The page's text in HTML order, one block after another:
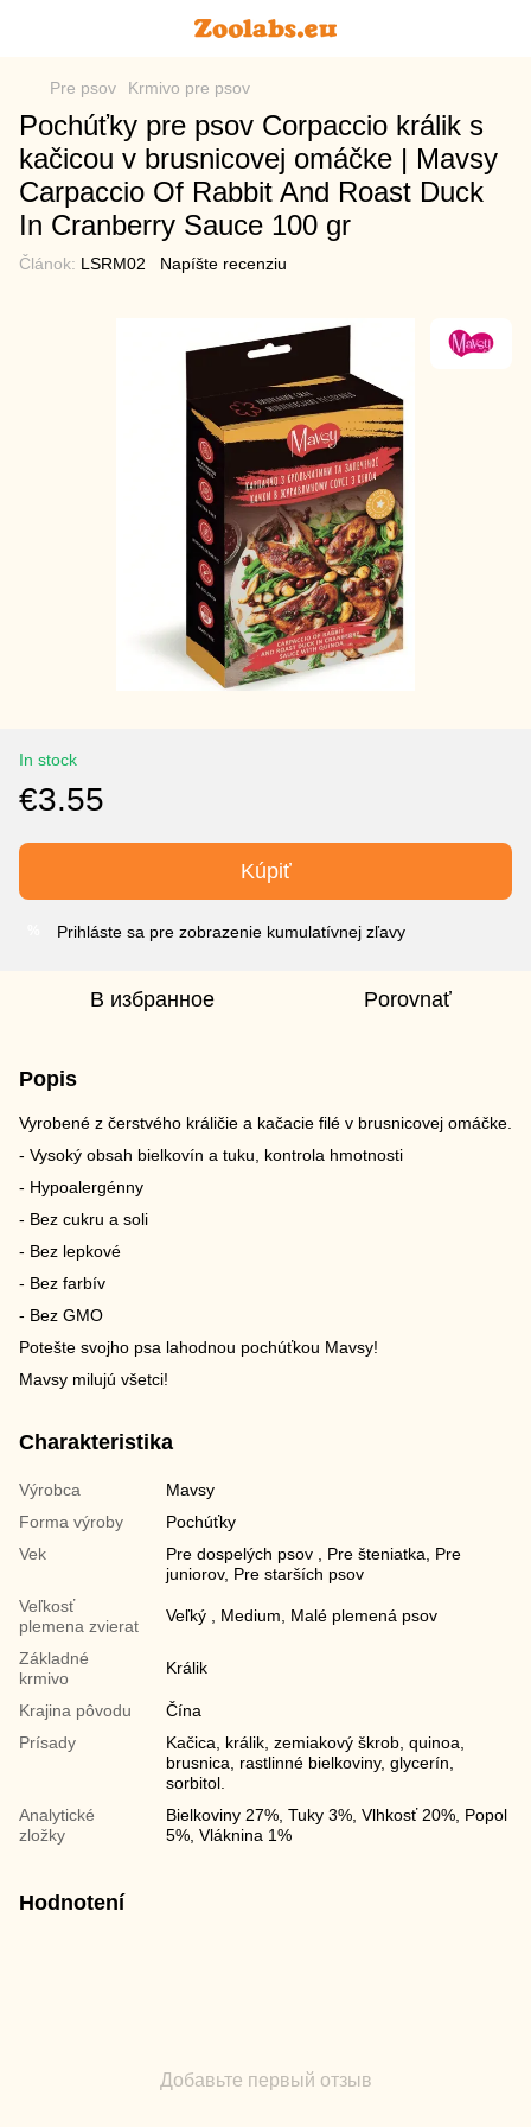
Pre psov Krmivo pre psov
Pochúťky pre psov Corpaccio králik s
kačicou v brusnicovej omáčke | Mavsy
Carpaccio Of Rabbit And Roast Duck
In Cranberry Sauce 100 gr
Článok: LSRM02 Napíšte recenziu
In stock
€3.55
Kúpiť
Prihláste sa pre zobrazenie kumulatívnej zľavy
В избранное Porovnať
Popis
Vyrobené z čerstvého králičie a kačacie filé v brusnicovej omáčke.
- Vysoký obsah bielkovín a tuku, kontrola hmotnosti
- Hypoalergénny
- Bez cukru a soli
- Bez lepkové
- Bez farbív
- Bez GMO
Potešte svojho psa lahodnou pochúťkou Mavsy!
Mavsy milujú všetci!
Charakteristika
Výrobca
Mavsy
Forma výroby
Pochúťky
Vek
Pre dospelých psov , Pre šteniatka, Pre
juniorov, Pre starších psov
Veľkosť
plemena zvierat
Veľký , Medium, Malé plemená psov
Základné
krmivo
Králik
Krajina pôvodu
Čína
Prísady
Kačica, králik, zemiakový škrob, quinoa,
brusnica, rastlinné bielkoviny, glycerín,
sorbitol.
Analytické
zložky
Bielkoviny 27%, Tuky 3%, Vlhkosť 20%, Popol
5%, Vláknina 1%
Hodnotení
Добавьте первый отзыв